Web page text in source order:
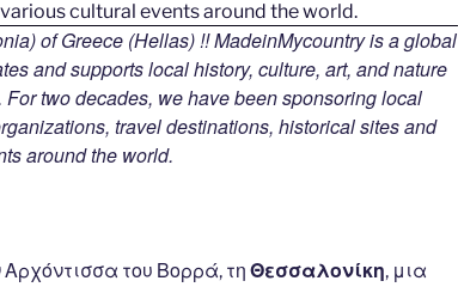
of Greece (Hellas) !! MadeinMycountry is a global
and supports local history, culture, art, and nature
two decades, we have been sponsoring local
travel destinations, historical sites and
around the world.
του Βορρά, τη Θεσσαλονίκη, μια